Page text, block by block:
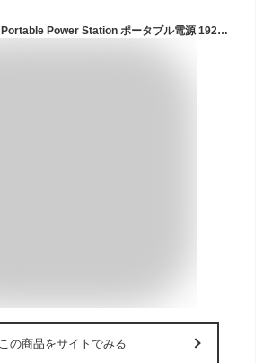
Anker Solix C200 DC Portable Power Station ポータブル電源 192Wh 小型 軽量1.9Kg ストラップ付き 1.7時間満充電 合計最大出力200W USB-C 5ポート(ACポート非搭載) アプリ遠隔操作 リン酸
この商品をサイトでみる